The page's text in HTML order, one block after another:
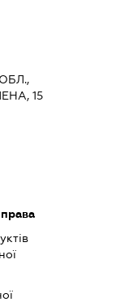
15
права